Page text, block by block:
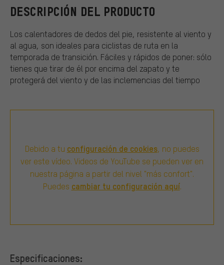
DESCRIPCIÓN DEL PRODUCTO
Los calentadores de dedos del pie, resistente al viento y
al agua, son ideales para ciclistas de ruta en la
temporada de transición. Fáciles y rápidos de poner: sólo
tienes que tirar de él por encima del zapato y te
protegerá del viento y de las inclemencias del tiempo
Debido a tu configuración de cookies, no puedes
ver este vídeo. Videos de YouTube se pueden ver en
nuestra página a partir del nivel "más confort".
Puedes cambiar tu configuración aquí.
Especificaciones: